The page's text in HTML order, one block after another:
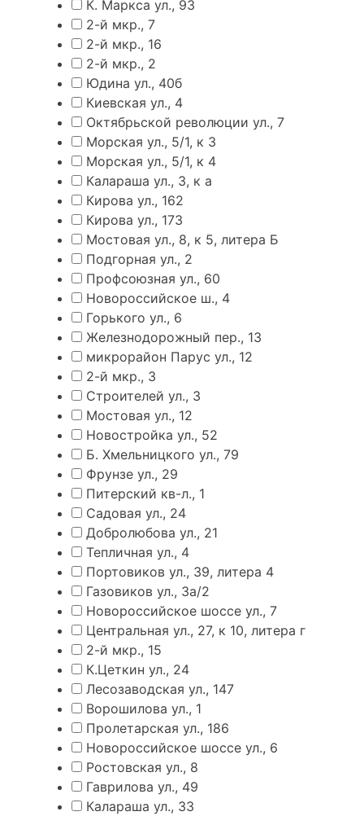
К. Маркса ул., 93
2-й мкр., 7
2-й мкр., 16
2-й мкр., 2
Юдина ул., 40б
Киевская ул., 4
Октябрьской революции ул., 7
Морская ул., 5/1, к 3
Морская ул., 5/1, к 4
Калараша ул., 3, к а
Кирова ул., 162
Кирова ул., 173
Мостовая ул., 8, к 5, литера Б
Подгорная ул., 2
Профсоюзная ул., 60
Новороссийское ш., 4
Горького ул., 6
Железнодорожный пер., 13
микрорайон Парус ул., 12
2-й мкр., 3
Строителей ул., 3
Мостовая ул., 12
Новостройка ул., 52
Б. Хмельницкого ул., 79
Фрунзе ул., 29
Питерский кв-л., 1
Садовая ул., 24
Добролюбова ул., 21
Тепличная ул., 4
Портовиков ул., 39, литера 4
Газовиков ул., 3а/2
Новороссийское шоссе ул., 7
Центральная ул., 27, к 10, литера г
2-й мкр., 15
К.Цеткин ул., 24
Лесозаводская ул., 147
Ворошилова ул., 1
Пролетарская ул., 186
Новороссийское шоссе ул., 6
Ростовская ул., 8
Гаврилова ул., 49
Калараша ул., 33